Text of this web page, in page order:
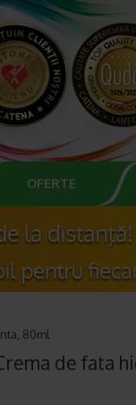
OFERTE
80ml
de fata